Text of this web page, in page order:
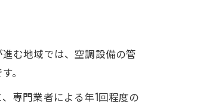
む地域では、空調設備の管
。
専門業者による年1回程度の